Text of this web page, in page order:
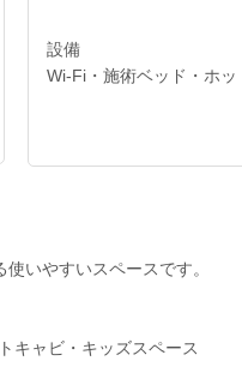
設備
Wi-Fi・施術ベッド・ホ
いやすいスペースです。
キャビ・キッズスペース